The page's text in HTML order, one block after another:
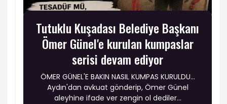
Tutuklu Kuşadası Belediye Başkanı
Ömer Günel'e kurulan kumpaslar
serisi devam ediyor
ÖMER GÜNEL'E BAKIN NASIL KUMPAS KURULDU…
Aydın'dan avkuat gönderip, Ömer Günel
aleyhine ifade ver zengin ol dediler...